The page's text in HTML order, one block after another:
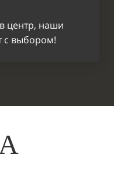
центр, наши
с выбором!